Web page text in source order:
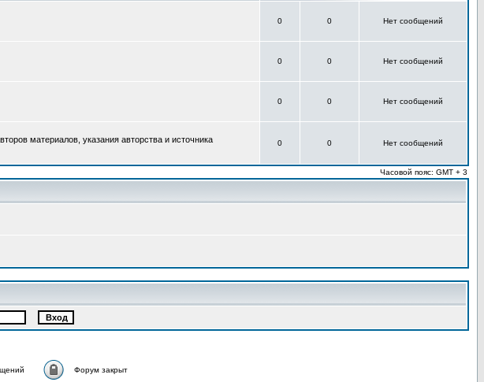
0 0 Нет сообщений
0 0 Нет сообщений
0 0 Нет сообщений
материалов, указания авторства и источника
0 0 Нет сообщений
Часовой пояс: GMT + 3
Форум закрыт